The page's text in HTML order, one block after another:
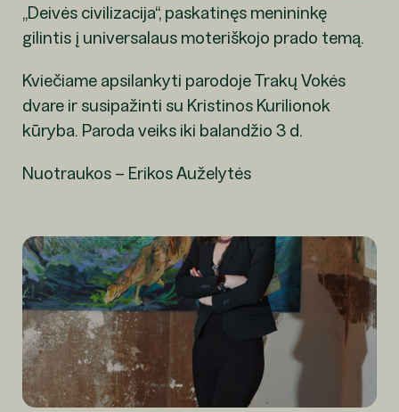
„Deivės civilizacija“, paskatinęs menininkę
gilintis į universalaus moteriškojo prado temą.
Kviečiame apsilankyti parodoje Trakų Vokės
dvare ir susipažinti su Kristinos Kurilionok
kūryba. Paroda veiks iki balandžio 3 d.
Nuotraukos – Erikos Auželytės